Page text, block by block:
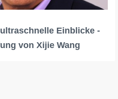
Einblicke -
von Xijie Wang